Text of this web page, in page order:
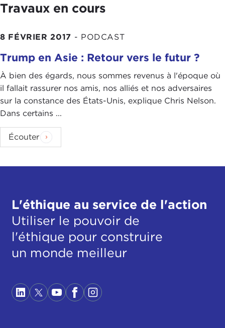
Travaux en cours
8 FÉVRIER 2017 - PODCAST
Trump en Asie : Retour vers le futur ?
À bien des égards, nous sommes revenus à l'époque où
il fallait rassurer nos amis, nos alliés et nos adversaires
sur la constance des États-Unis, explique Chris Nelson.
Dans certains ...
Écouter
L'éthique au service de l'action
Utiliser le pouvoir de
l'éthique pour construire
un monde meilleur